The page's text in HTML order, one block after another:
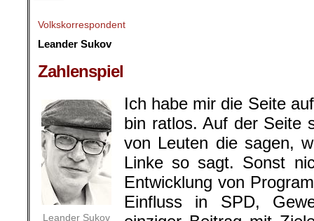
Volkskorrespondent
Leander Sukov
Zahlenspiel
Leander Sukov
Ich habe mir die Seite
bin ratlos. Auf der Seite
von Leuten die sagen,
Linke so sagt. Sonst
Entwicklung von
Einfluss in SPD,